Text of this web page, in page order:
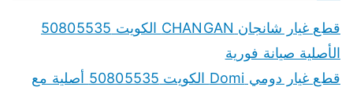
قطع غيار شانجان CHANGAN الكويت 50805535
الأصلية صيانة فورية
قطع غيار دومي Domi الكويت 50805535 أصلية مع